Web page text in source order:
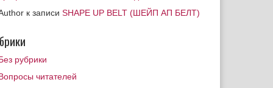
к записи SHAPE UP BELT (ШЕЙП АП БЕЛТ)
рубрики
читателей